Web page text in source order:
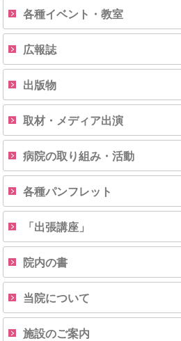
各種イベント・教室
広報誌
出版物
取材・メディア出演
病院の取り組み・活動
各種パンフレット
「出張講座」
院内の書
当院について
施設のご案内